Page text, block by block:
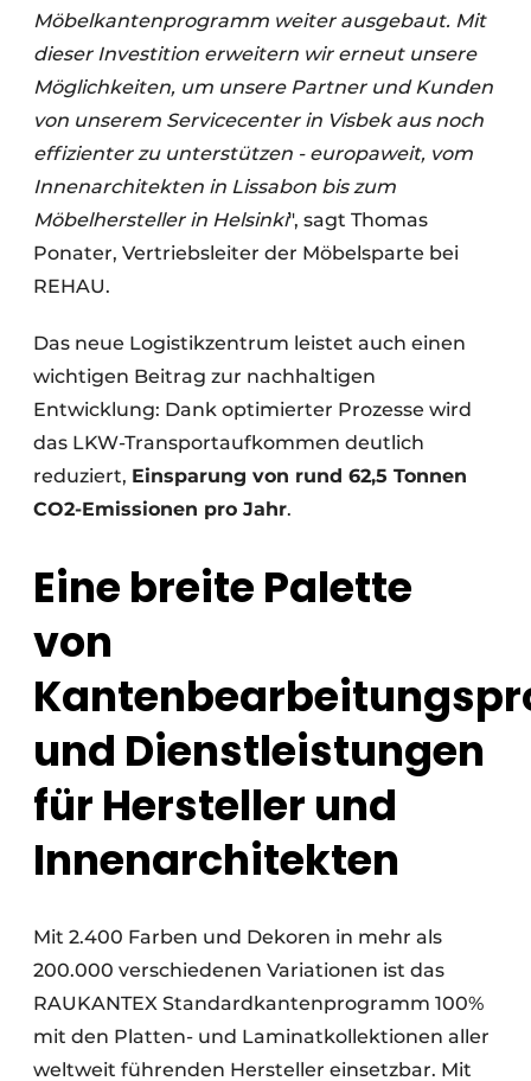
Möbelkantenprogramm weiter ausgebaut. Mit
dieser Investition erweitern wir erneut unsere
Möglichkeiten, um unsere Partner und Kunden
von unserem Servicecenter in Visbek aus noch
effizienter zu unterstützen - europaweit, vom
Innenarchitekten in Lissabon bis zum
Möbelhersteller in Helsinki", sagt Thomas
Ponater, Vertriebsleiter der Möbelsparte bei
REHAU.
Das neue Logistikzentrum leistet auch einen
wichtigen Beitrag zur nachhaltigen
Entwicklung: Dank optimierter Prozesse wird
das LKW-Transportaufkommen deutlich
reduziert, Einsparung von rund 62,5 Tonnen
CO2-Emissionen pro Jahr.
Eine breite Palette
von
und Dienstleistungen
für Hersteller und
Innenarchitekten
Mit 2.400 Farben und Dekoren in mehr als
200.000 verschiedenen Variationen ist das
RAUKANTEX Standardkantenprogramm 100%
mit den Platten- und Laminatkollektionen aller
weltweit führenden Hersteller einsetzbar. Mit